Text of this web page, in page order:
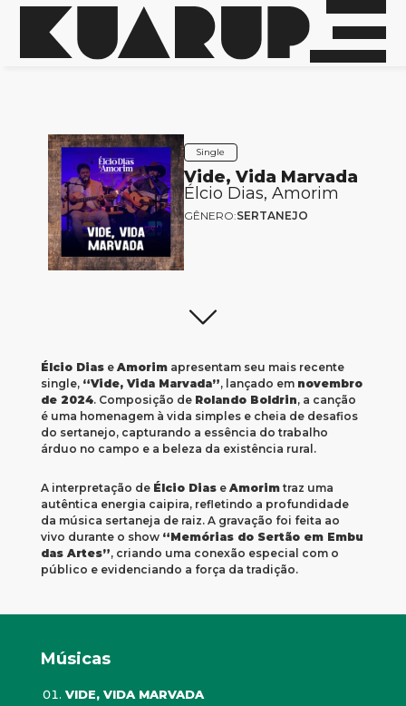
Single
Vide, Vida Marvada
Élcio Dias, Amorim
GÊNERO:SERTANEJO
Élcio Diase Amorimapresentam seu mais recente
single, “Vide, Vida Marvada”, lançado em novembro
de 2024. Composição de Rolando Boldrin, a canção
é uma homenagem à vida simples e cheia de desafios
do sertanejo, capturando a essência do trabalho
árduo no campo e a beleza da existência rural.
A interpretação de Élcio Diase Amorimtraz uma
autêntica energia caipira, refletindo a profundidade
da música sertaneja de raiz. A gravação foi feita ao
vivo durante o show “Memórias do Sertão em Embu
das Artes”, criando uma conexão especial com o
público e evidenciando a força da tradição.
Músicas
VIDE, VIDA MARVADA